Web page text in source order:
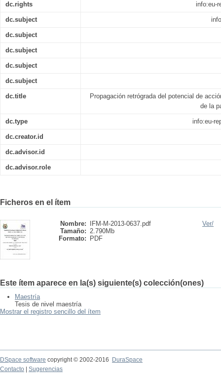
dc.rights info:eu-
dc.subject
dc.subject
dc.subject
dc.subject
dc.subject
dc.title
Propagación retrógrada del potencial de
de la
dc.type info:eu-
dc.creator.id
dc.advisor.id
dc.advisor.role
Ficheros en el ítem
Nombre:
IFM-M-2013-0637.pdf
Tamaño: 2.790Mb
Formato:
PDF
Ver/
Este ítem aparece en la(s) siguiente(s) colección(ones)
Maestría
Tesis de nivel maestría
Mostrar el registro sencillo del ítem
DSpace software copyright © 2002-2016
DuraSpace
Contacto
Sugerencias